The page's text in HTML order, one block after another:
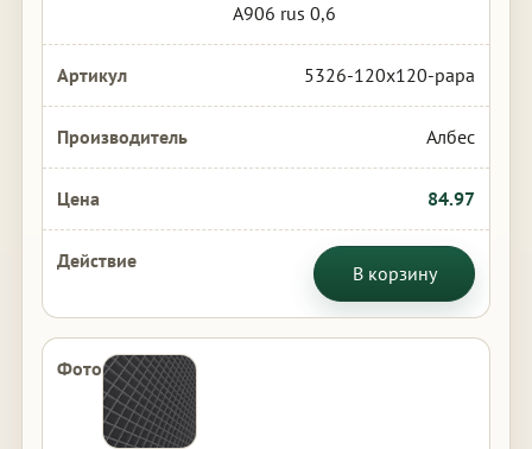
А906 rus 0,6
5326-120x120-papa
Албес
84.97
В корзину